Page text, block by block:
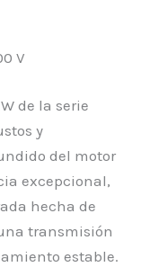
V
de la serie
y
del motor
excepcional,
hecha de
transmisión
estable.